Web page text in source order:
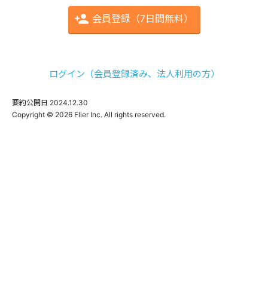
会員登録（7日間無料）
ログイン（会員登録済み、法人利用の方）
要約公開日 2024.12.30